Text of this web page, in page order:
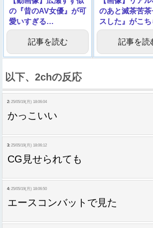
の『昔のAV女優』が可
愛いすぎる…
記事を読む
のあと滅茶苦茶
スした』がこ
記事を読
以下、2chの反応
2: 25/05/19(月) 18:06:04
かっこいい
3: 25/05/19(月) 18:06:12
CG見せられても
4: 25/05/19(月) 18:06:50
エースコンバットで見た